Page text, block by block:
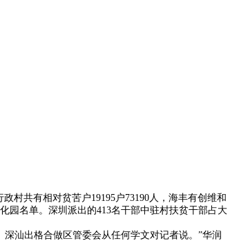
村共有相对贫苦户19195户73190人，海丰有创维和
园名单。深圳派出的413名干部中驻村扶贫干部占大
汕出格合做区管委会从任何学文对记者说。”华润